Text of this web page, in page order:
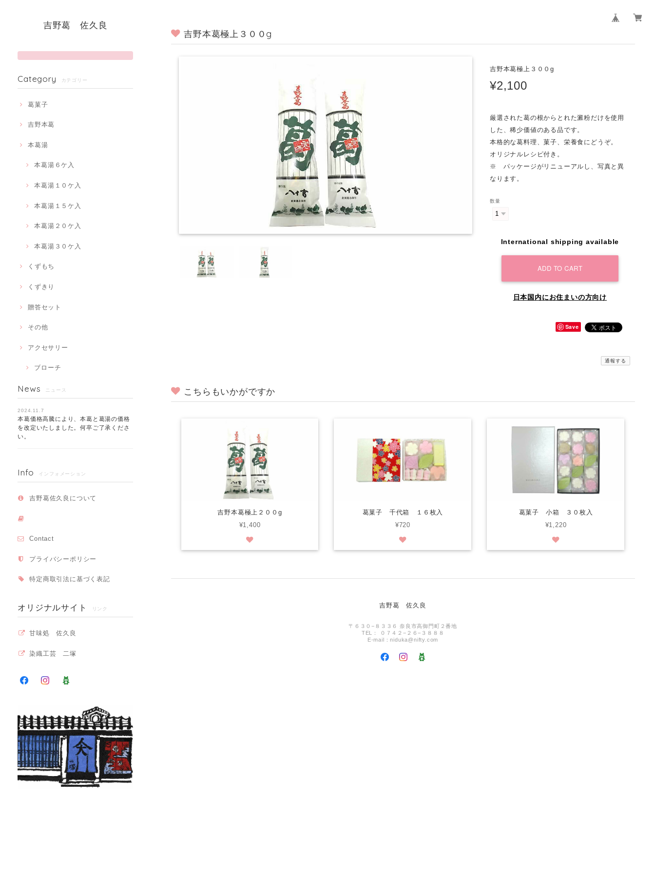
吉野葛 佐久良
Category カテゴリー
葛菓子
吉野本葛
本葛湯
本葛湯６ケ入
本葛湯１０ケ入
本葛湯１５ケ入
本葛湯２０ケ入
本葛湯３０ケ入
くずもち
くずきり
贈答セット
その他
アクセサリー
ブローチ
News ニュース
2024.11.7
本葛価格高騰により、本葛と葛湯の価格
を改定いたしました。何卒ご了承くださ
い。
Info インフォメーション
吉野葛佐久良について
Contact
プライバシーポリシー
特定商取引法に基づく表記
オリジナルサイト リンク
甘味処 佐久良
染織工芸 二塚
吉野本葛極上３００g
吉野本葛極上３００g
¥2,100
厳選された葛の根からとれた澱粉だけを使用
した、稀少価値のある品です。
本格的な葛料理、菓子、栄養食にどうぞ。
オリジナルレシピ付き。
※ パッケージがリニューアルし、写真と異
なります。
数量
International shipping available
ADD TO CART
日本国内にお住まいの方向け
Save
通報する
こちらもいかがですか
吉野本葛極上２００g
¥1,400
葛菓子 千代箱 １６枚入
¥720
葛菓子 小箱 ３０枚入
¥1,220
吉野葛 佐久良
〒６３０−８３３６ 奈良市高御門町２番地
TEL： ０７４２−２６−３８８８
E-mail：niduka@nifty.com